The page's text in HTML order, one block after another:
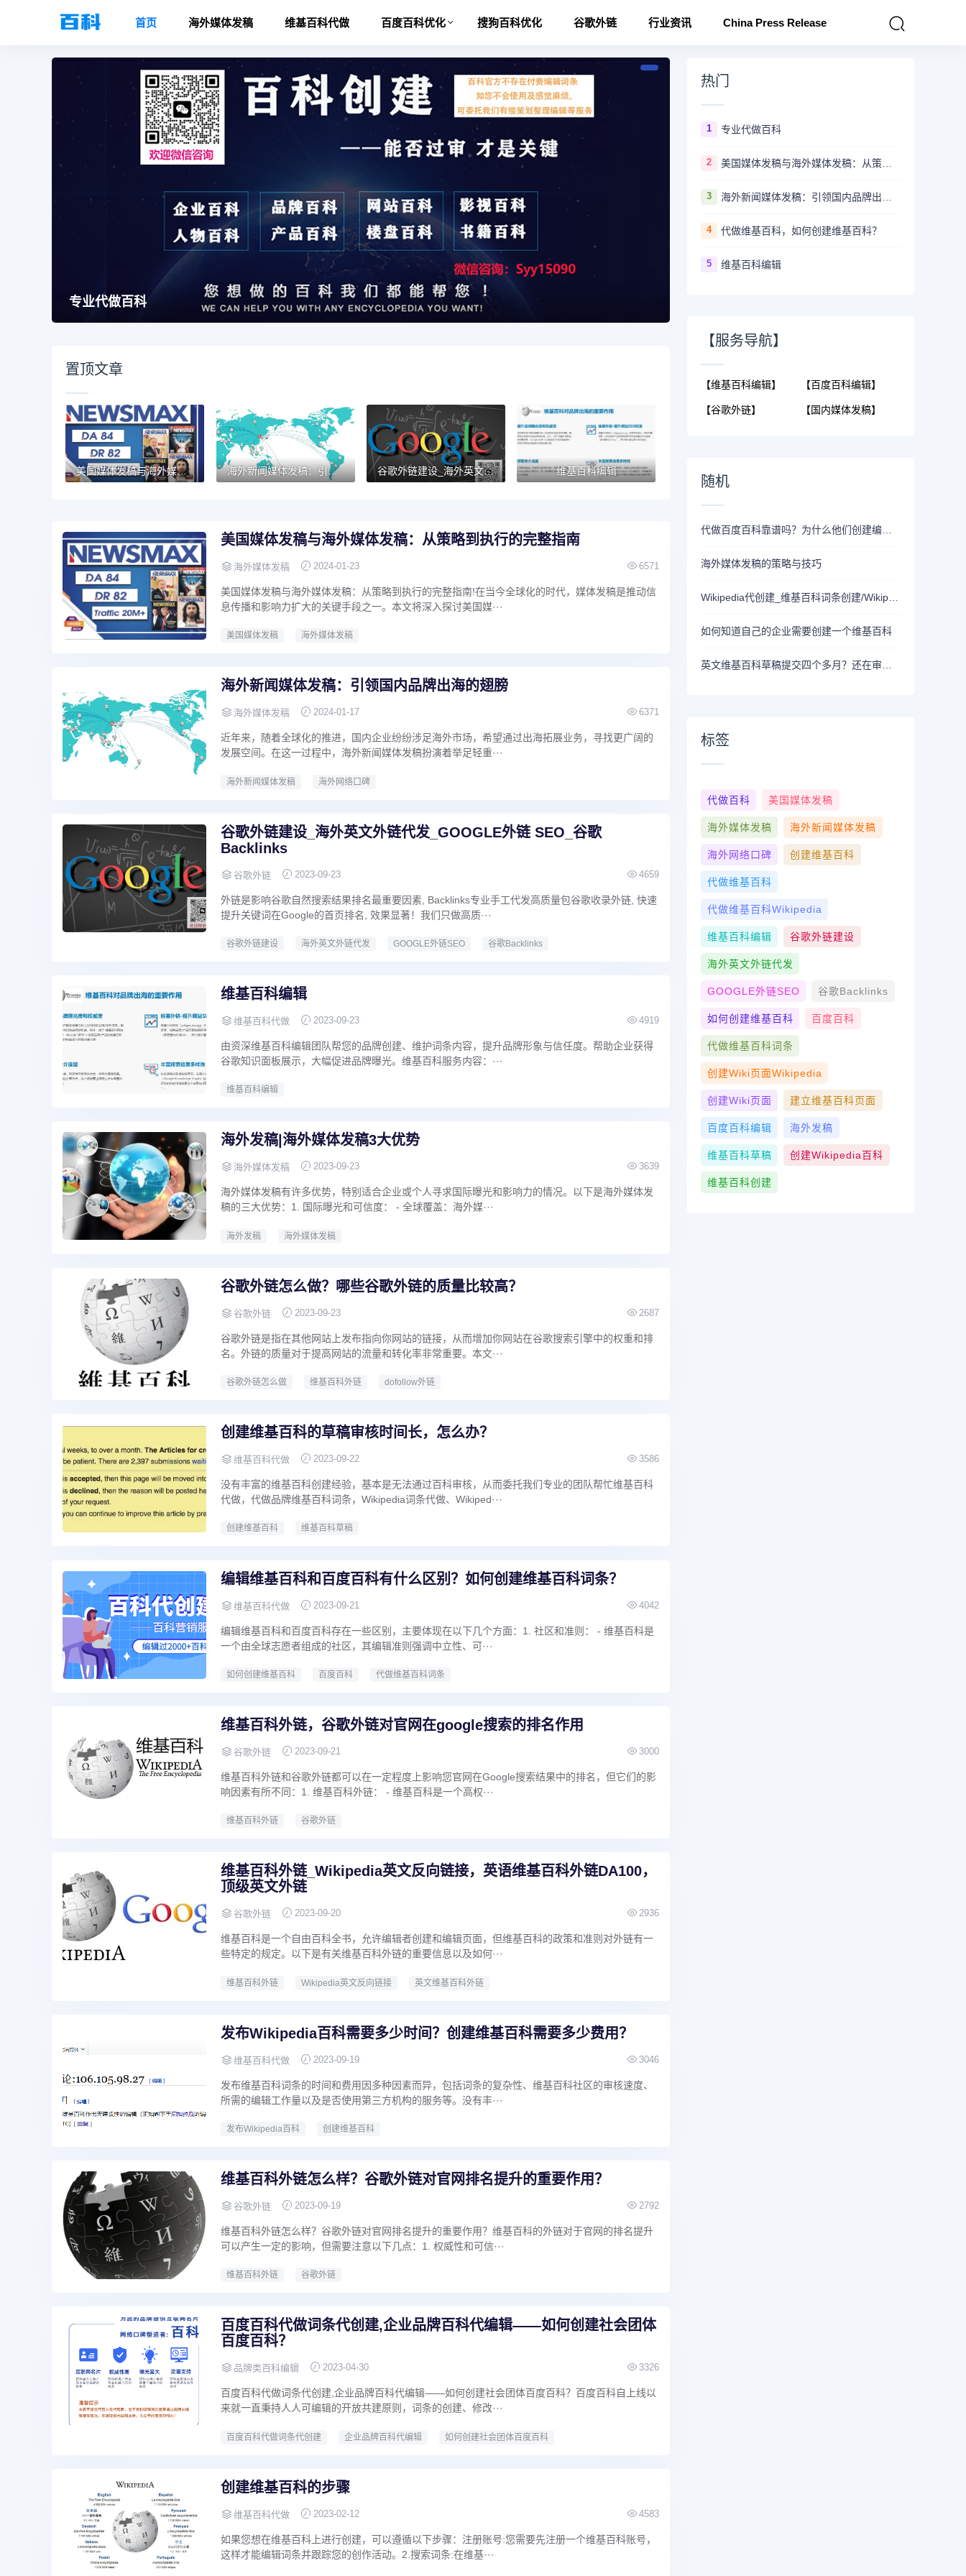
首页 海外媒体发稿 维基百科代做 百度百科优化 搜狗百科优化 谷歌外链 行业资讯 China Press Release
专业代做百科
置顶文章
美国媒体发稿与海外媒体发稿：从策略到执行的完整指南 海外新闻媒体发稿：引领国内品牌出海的翅膀 谷歌外链建设_海外英文外链代发_GOOGLE外链 SEO_谷歌Backlinks 维基百科编辑
美国媒体发稿与海外媒体发稿：从策略到执行的完整指南
海外媒体发稿 2024-01-23 6571
美国媒体发稿与海外媒体发稿：从策略到执行的完整指南!在当今全球化的时代，媒体发稿是推动信
息传播和影响力扩大的关键手段之一。本文将深入探讨美国媒···
美国媒体发稿 海外媒体发稿
海外新闻媒体发稿：引领国内品牌出海的翅膀
海外媒体发稿 2024-01-17 6371
近年来，随着全球化的推进，国内企业纷纷涉足海外市场，希望通过出海拓展业务，寻找更广阔的
发展空间。在这一过程中，海外新闻媒体发稿扮演着举足轻重···
海外新闻媒体发稿 海外网络口碑
谷歌外链建设_海外英文外链代发_GOOGLE外链 SEO_谷歌
Backlinks
谷歌外链 2023-09-23 4659
外链是影响谷歌自然搜索结果排名最重要因素, Backlinks专业手工代发高质量包谷歌收录外链, 快速
提升关键词在Google的首页排名, 效果显著！我们只做高质···
谷歌外链建设 海外英文外链代发 GOOGLE外链SEO 谷歌Backlinks
维基百科编辑
维基百科代做 2023-09-23 4919
由资深维基百科编辑团队帮您的品牌创建、维护词条内容，提升品牌形象与信任度。帮助企业获得
谷歌知识面板展示，大幅促进品牌曝光。维基百科服务内容：···
维基百科编辑
海外发稿|海外媒体发稿3大优势
海外媒体发稿 2023-09-23 3639
海外媒体发稿有许多优势，特别适合企业或个人寻求国际曝光和影响力的情况。以下是海外媒体发
稿的三大优势：1. 国际曝光和可信度： - 全球覆盖：海外媒···
海外发稿 海外媒体发稿
谷歌外链怎么做？哪些谷歌外链的质量比较高？
谷歌外链 2023-09-23 2687
谷歌外链是指在其他网站上发布指向你网站的链接，从而增加你网站在谷歌搜索引擎中的权重和排
名。外链的质量对于提高网站的流量和转化率非常重要。本文···
谷歌外链怎么做 维基百科外链 dofollow外链
创建维基百科的草稿审核时间长，怎么办？
维基百科代做 2023-09-22 3586
没有丰富的维基百科创建经验，基本是无法通过百科审核，从而委托我们专业的团队帮忙维基百科
代做，代做品牌维基百科词条，Wikipedia词条代做、Wikiped···
创建维基百科 维基百科草稿
编辑维基百科和百度百科有什么区别？如何创建维基百科词条？
维基百科代做 2023-09-21 4042
编辑维基百科和百度百科存在一些区别，主要体现在以下几个方面：1. 社区和准则： - 维基百科是
一个由全球志愿者组成的社区，其编辑准则强调中立性、可···
如何创建维基百科 百度百科 代做维基百科词条
维基百科外链，谷歌外链对官网在google搜索的排名作用
谷歌外链 2023-09-21 3000
维基百科外链和谷歌外链都可以在一定程度上影响您官网在Google搜索结果中的排名，但它们的影
响因素有所不同：1. 维基百科外链： - 维基百科是一个高权···
维基百科外链 谷歌外链
维基百科外链_Wikipedia英文反向链接，英语维基百科外链DA100，
顶级英文外链
谷歌外链 2023-09-20 2936
维基百科是一个自由百科全书，允许编辑者创建和编辑页面，但维基百科的政策和准则对外链有一
些特定的规定。以下是有关维基百科外链的重要信息以及如何···
维基百科外链 Wikipedia英文反向链接 英文维基百科外链
发布Wikipedia百科需要多少时间？创建维基百科需要多少费用？
维基百科代做 2023-09-19 3046
发布维基百科词条的时间和费用因多种因素而异，包括词条的复杂性、维基百科社区的审核速度、
所需的编辑工作量以及是否使用第三方机构的服务等。没有丰···
发布Wikipedia百科 创建维基百科
维基百科外链怎么样？谷歌外链对官网排名提升的重要作用？
谷歌外链 2023-09-19 2792
维基百科外链怎么样？谷歌外链对官网排名提升的重要作用？维基百科的外链对于官网的排名提升
可以产生一定的影响，但需要注意以下几点：1. 权威性和可信···
维基百科外链 谷歌外链
百度百科代做词条代创建,企业品牌百科代编辑——如何创建社会团体
百度百科？
品牌类百科编辑 2023-04-30 3326
百度百科代做词条代创建,企业品牌百科代编辑——如何创建社会团体百度百科？百度百科自上线以
来就一直秉持人人可编辑的开放共建原则，词条的创建、修改···
百度百科代做词条代创建 企业品牌百科代编辑 如何创建社会团体百度百科
创建维基百科的步骤
维基百科代做 2023-02-12 4583
如果您想在维基百科上进行创建，可以遵循以下步骤：注册账号:您需要先注册一个维基百科账号，
这样才能编辑词条并跟踪您的创作活动。2.搜索词条:在维基···
热门
1 专业代做百科
2 美国媒体发稿与海外媒体发稿：从策略到执行的完整指南
3
4 代做维基百科，如何创建维基百科？
5 维基百科编辑
【服务导航】
【维基百科编辑】
【谷歌外链】
【百度百科编辑】
【国内媒体发稿】
随机
海外媒体发稿的策略与技巧
如何知道自己的企业需要创建一个维基百科
标签
代做百科 美国媒体发稿
海外媒体发稿 海外新闻媒体发稿
海外网络口碑 创建维基百科
代做维基百科
代做维基百科wikipedia
维基百科编辑 谷歌外链建设
海外英文外链代发
GOOGLE外链SEO 谷歌Backlinks
如何创建维基百科 百度百科
代做维基百科词条
创建wiki页面Wikipedia
创建wiki页面 建立维基百科页面
百度百科编辑 海外发稿
维基百科草稿 创建Wikipedia百科
维基百科创建